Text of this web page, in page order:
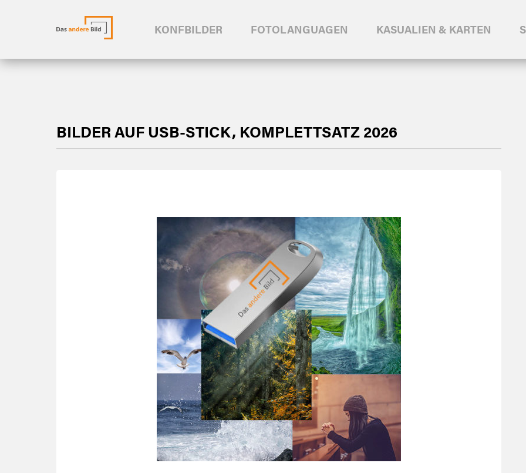
KONFBILDER FOTOLANGUAGEN KASUALIEN & KARTEN
BILDER AUF USB-STICK, KOMPLETTSATZ 2026